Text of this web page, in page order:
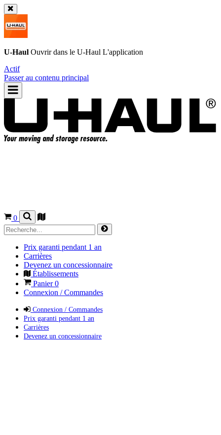
U-Haul Ouvrir dans le U-Haul L'application
Actif
Passer au contenu principal
0
Prix garanti pendant 1 an
Carrières
Devenez un concessionnaire
Établissements
Panier0
Connexion / Commandes
Connexion / Commandes
Prix garanti pendant 1 an
Carrières
Devenez un concessionnaire